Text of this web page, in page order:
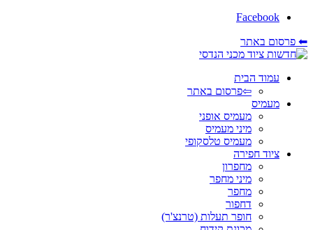
Facebook
⬅ פרסום באתר
עמוד הבית
⇦פרסום באתר
מעמיס
מעמיס אופני
מיני מעמיס
מעמיס טלסקופי
ציוד חפירה
מחפרון
מיני מחפר
מחפר
דחפור
חופר תעלות (טרנצ'ר)